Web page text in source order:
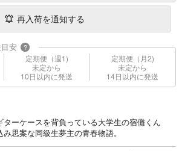
再入荷を通知する
安 ?
定期便（週1)
未定から
10日以内に発送
定期便（月2)
未定から
14日以内に発送
ーケースを背負っている大学生の宿儺くん
思案な同級生夢主の青春物語。